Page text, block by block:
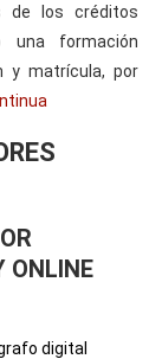
de los créditos
una formación
y matrícula, por
ONLINE
digital